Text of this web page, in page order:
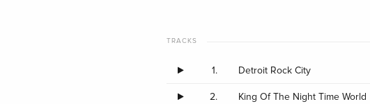
TRACKS
1. Detroit Rock City
2. King Of The Night Time World